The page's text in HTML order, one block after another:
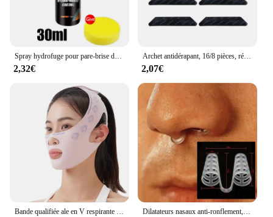
Spray hydrofuge pour pare-brise de voiture, liquide anti-pluie, revêtement anti-pluie, verre hydrophobe, miroir, auto
2,32€
Archet antidérapant, 16/8 pièces, réutilisable
2,07€
Bande qualifiée ale en V respirante pour les joues, masque facial fin, double ruisseau, ligne en V, bandage saillant, anti-déformable Dilatateurs nasaux anti-ronflement, arrêt facile de la ories, aide à la congestion des cônes, équipement d'aide au sommeil, dilatateurs nasaux anti-ronflement